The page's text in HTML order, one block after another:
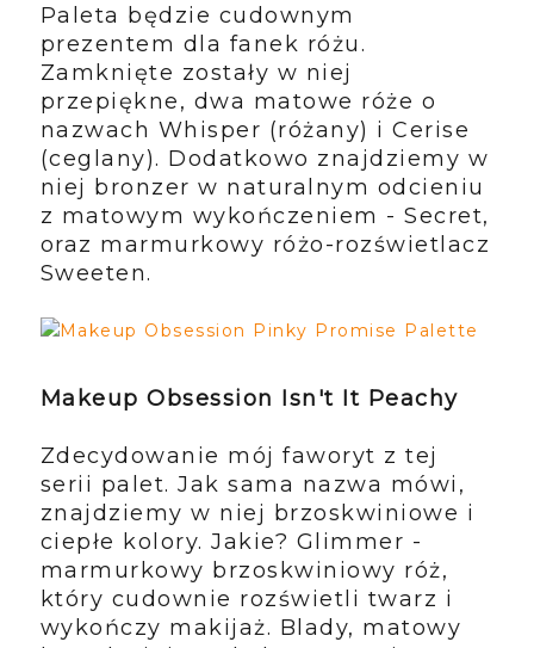
Paleta będzie cudownym
prezentem dla fanek różu.
Zamknięte zostały w niej
przepiękne, dwa matowe róże o
nazwach Whisper (różany) i Cerise
(ceglany). Dodatkowo znajdziemy w
niej bronzer w naturalnym odcieniu
z matowym wykończeniem - Secret,
oraz marmurkowy różo-rozświetlacz
Sweeten.
Makeup Obsession Isn't It Peachy
Zdecydowanie mój faworyt z tej
serii palet. Jak sama nazwa mówi,
znajdziemy w niej brzoskwiniowe i
ciepłe kolory. Jakie? Glimmer -
marmurkowy brzoskwiniowy róż,
który cudownie rozświetli twarz i
wykończy makijaż. Blady, matowy